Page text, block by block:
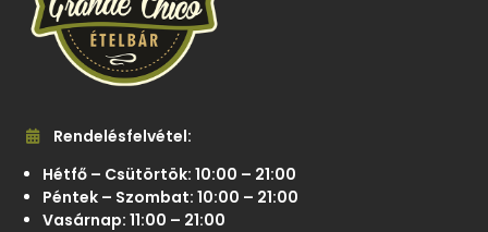
Rendelésfelvétel:
Hétfő – Csütörtök: 10:00 – 21:00
Péntek – Szombat: 10:00 – 21:00
Vasárnap: 11:00 – 21:00